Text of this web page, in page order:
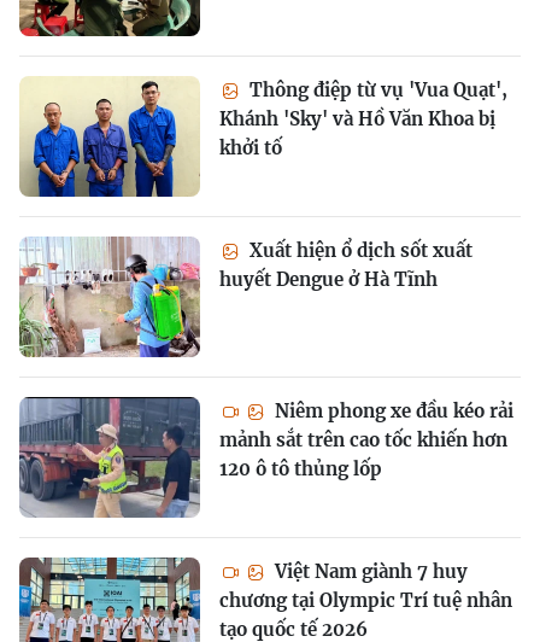
Thông điệp từ vụ 'Vua Quạt',
Khánh 'Sky' và Hồ Văn Khoa bị
khởi tố
Xuất hiện ổ dịch sốt xuất
huyết Dengue ở Hà Tĩnh
Niêm phong xe đầu kéo rải
mảnh sắt trên cao tốc khiến hơn
120 ô tô thủng lốp
Việt Nam giành 7 huy
chương tại Olympic Trí tuệ nhân
tạo quốc tế 2026